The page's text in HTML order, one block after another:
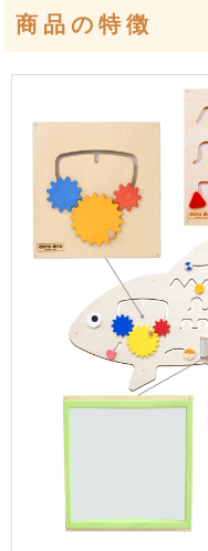
商品の特徴